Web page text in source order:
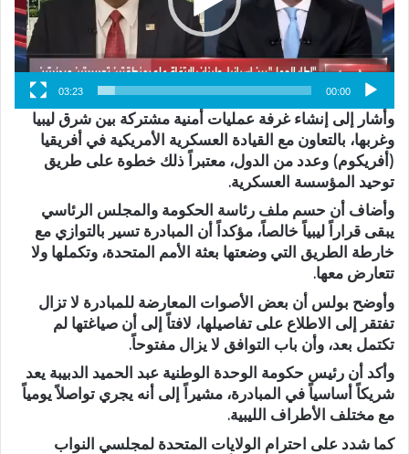
00:00
03:23
وأشار إلى إنشاء غرفة عمليات أمنية مشتركة بين شرق ليبيا
وغربها، بالتعاون مع القيادة العسكرية الأمريكية في أفريقيا
(أفريكوم) وعدد من الدول، معتبراً ذلك خطوة على طريق
توحيد المؤسسة العسكرية.
وأضاف أن حسم ملف رئاسة الحكومة والمجلس الرئاسي
يبقى قراراً ليبياً خالصاً، مؤكداً أن المبادرة تسير بالتوازي مع
خارطة الطريق التي وضعتها بعثة الأمم المتحدة، وتكملها ولا
تتعارض معها.
وأوضح بولس أن بعض الأصوات المعارضة للمبادرة لا تزال
تفتقر إلى الاطلاع على تفاصيلها، لافتاً إلى أن صياغتها لم
تكتمل بعد، وأن باب التوافق لا يزال مفتوحاً.
وأكد أن رئيس حكومة الوحدة الوطنية عبد الحميد الدبيبة يعد
شريكاً أساسياً في المبادرة، مشيراً إلى أنه يجري تواصلاً يومياً
مع مختلف الأطراف الليبية.
كما شدد على احترام الولايات المتحدة لمجلسي النواب